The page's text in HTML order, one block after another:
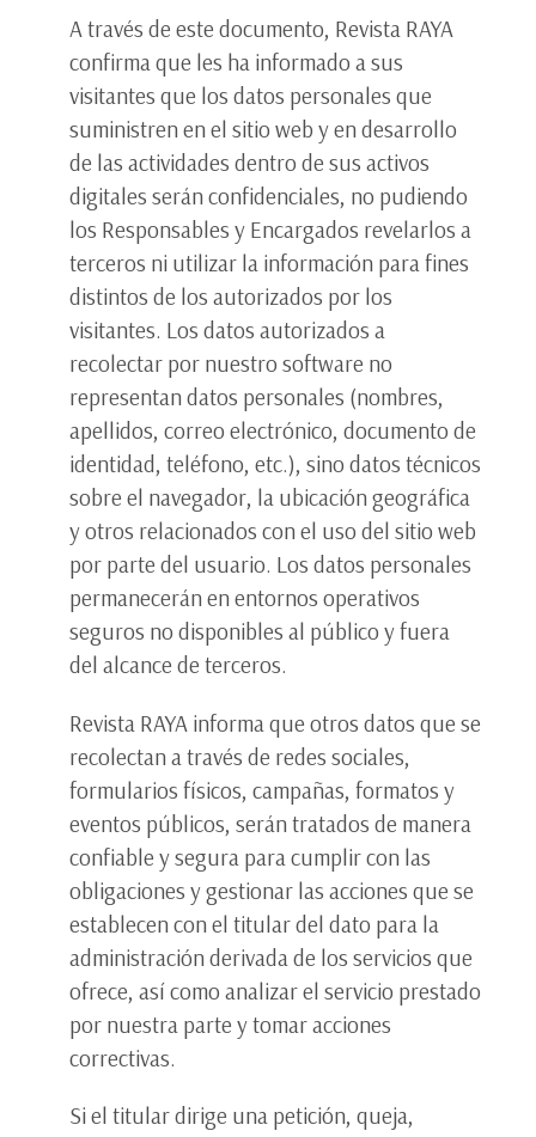
A través de este documento, Revista RAYA
confirma que les ha informado a sus
visitantes que los datos personales que
suministren en el sitio web y en desarrollo
de las actividades dentro de sus activos
digitales serán confidenciales, no pudiendo
los Responsables y Encargados revelarlos a
terceros ni utilizar la información para fines
distintos de los autorizados por los
visitantes. Los datos autorizados a
recolectar por nuestro software no
representan datos personales (nombres,
apellidos, correo electrónico, documento de
identidad, teléfono, etc.), sino datos técnicos
sobre el navegador, la ubicación geográfica
y otros relacionados con el uso del sitio web
por parte del usuario. Los datos personales
permanecerán en entornos operativos
seguros no disponibles al público y fuera
del alcance de terceros.
Revista RAYA informa que otros datos que se
recolectan a través de redes sociales,
formularios físicos, campañas, formatos y
eventos públicos, serán tratados de manera
confiable y segura para cumplir con las
obligaciones y gestionar las acciones que se
establecen con el titular del dato para la
administración derivada de los servicios que
ofrece, así como analizar el servicio prestado
por nuestra parte y tomar acciones
correctivas.
Si el titular dirige una petición, queja,